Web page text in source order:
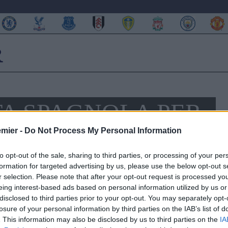
- Do Not Process My Personal Information
opt-out of the sale, sharing to third parties, or processing of your
for targeted advertising by us, please use the below opt-out
selection. Please note that after your opt-out request is processed
interest-based ads based on personal information utilized by us
to third parties prior to your opt-out. You may separately
of your personal information by third parties on the IAB’s list of
This information may also be disclosed by us to third parties on the
SPAGNOLA PER
individuali si è riproposto prepotentemente sul mercato. I
che più preoccupano l’ambiente Blues, ma certamente
Abramovich i tifosi capiranno e sosterranno degli
Costa si è parlato di Cavani dal Paris Saint Germain,
il 25enne delValencia Feghouli . Come riportaFichajes, il
di contratto da parte del club spagnolo e nella finestra di